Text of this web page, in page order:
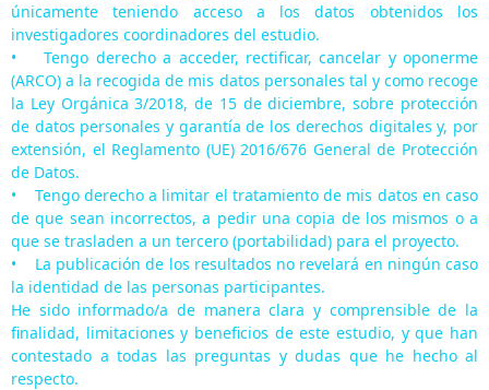
únicamente teniendo acceso a los datos obtenidos los
investigadores coordinadores del estudio.
• Tengo derecho a acceder, rectificar, cancelar y oponerme
(ARCO) a la recogida de mis datos personales tal y como recoge
la Ley Orgánica 3/2018, de 15 de diciembre, sobre protección
de datos personales y garantía de los derechos digitales y, por
extensión, el Reglamento (UE) 2016/676 General de Protección
de Datos.
• Tengo derecho a limitar el tratamiento de mis datos en caso
de que sean incorrectos, a pedir una copia de los mismos o a
que se trasladen a un tercero (portabilidad) para el proyecto.
• La publicación de los resultados no revelará en ningún caso
la identidad de las personas participantes.
He sido informado/a de manera clara y comprensible de la
finalidad, limitaciones y beneficios de este estudio, y que han
contestado a todas las preguntas y dudas que he hecho al
respecto.